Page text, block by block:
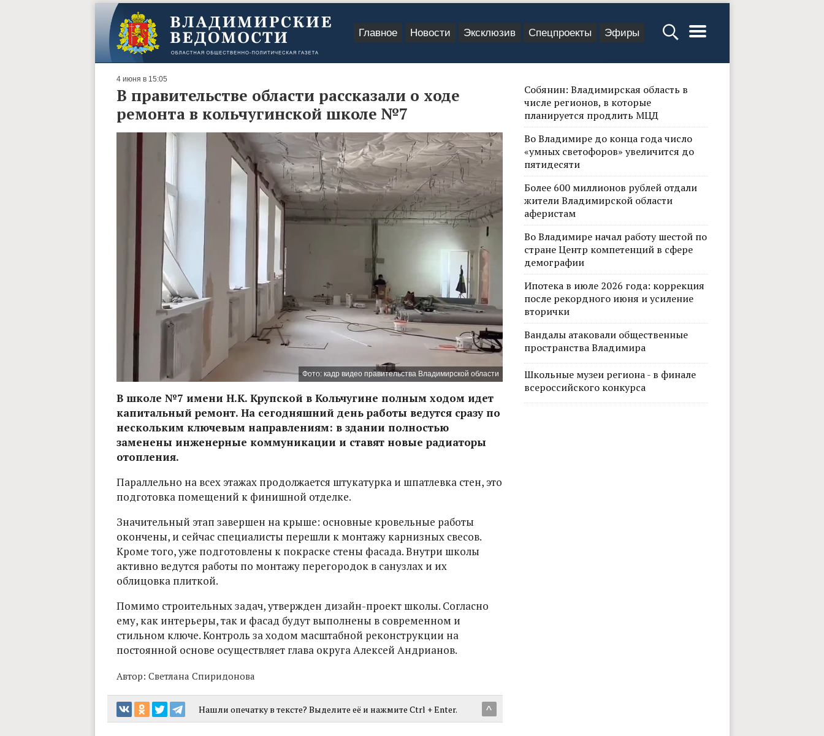
Главное Новости Эксклюзив Спецпроекты Эфиры
4 июня в 15:05
В правительстве области рассказали о ходе
ремонта в кольчугинской школе №7
Фото: кадр видео правительства Владимирской области
В школе №7 имени Н.К. Крупской в Кольчугине полным ходом идет
капитальный ремонт. На сегодняшний день работы ведутся сразу по
нескольким ключевым направлениям: в здании полностью
заменены инженерные коммуникации и ставят новые радиаторы
отопления.
Параллельно на всех этажах продолжается штукатурка и шпатлевка стен, это
подготовка помещений к финишной отделке.
Значительный этап завершен на крыше: основные кровельные работы
окончены, и сейчас специалисты перешли к монтажу карнизных свесов.
Кроме того, уже подготовлены к покраске стены фасада. Внутри школы
активно ведутся работы по монтажу перегородок в санузлах и их
облицовка плиткой.
Помимо строительных задач, утвержден дизайн-проект школы. Согласно
ему, как интерьеры, так и фасад будут выполнены в современном и
стильном ключе. Контроль за ходом масштабной реконструкции на
постоянной основе осуществляет глава округа Алексей Андрианов.
Автор: Светлана Спиридонова
^
Нашли опечатку в тексте? Выделите её и нажмите Ctrl + Enter.
Собянин: Владимирская область в
числе регионов, в которые
планируется продлить МЦД
Во Владимире до конца года число
«умных светофоров» увеличится до
пятидесяти
Более 600 миллионов рублей отдали
жители Владимирской области
аферистам
Во Владимире начал работу шестой по
стране Центр компетенций в сфере
демографии
Ипотека в июле 2026 года: коррекция
после рекордного июня и усиление
вторички
Вандалы атаковали общественные
пространства Владимира
Школьные музеи региона - в финале
всероссийского конкурса